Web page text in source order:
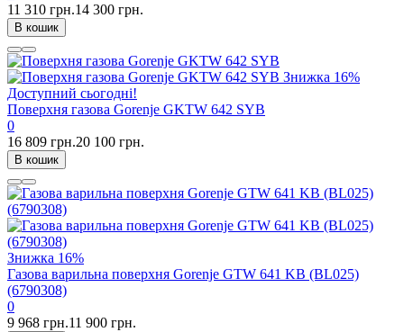
11 310 грн.14 300 грн.
В кошик
Знижка 16%
Доступний сьогодні!
Поверхня газова Gorenje GKTW 642 SYB
0
16 809 грн.20 100 грн.
В кошик
Знижка 16%
Газова варильна поверхня Gorenje GTW 641 KB (BL025)
(6790308)
0
9 968 грн.11 900 грн.